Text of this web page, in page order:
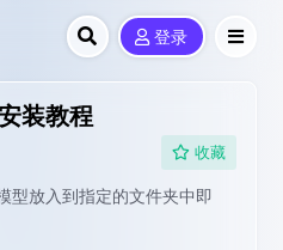
登录
装教程
收藏
型放入到指定的文件夹中即